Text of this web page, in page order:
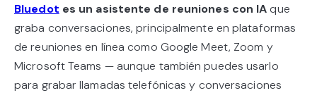
Bluedot es un asistente de reuniones con IAque
graba conversaciones, principalmente en plataformas
de reuniones en línea como Google Meet, Zoom y
Microsoft Teams — aunque también puedes usarlo
para grabar llamadas telefónicas y conversaciones